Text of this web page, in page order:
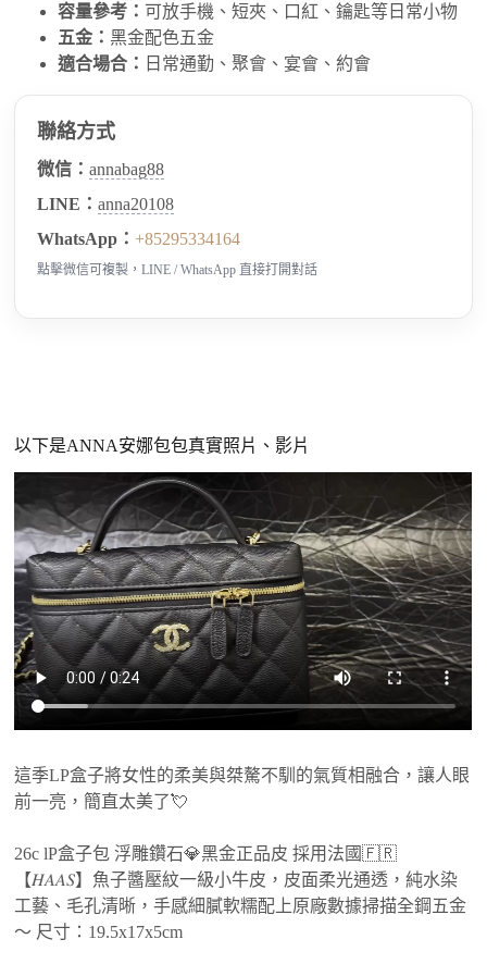
容量參考： 可放手機、短夾、口紅、鑰匙等日常小物
五金： 黑金配色五金
適合場合： 日常通勤、聚會、宴會、約會
聯絡方式
微信：annabag88
LINE：anna20108
WhatsApp：+85295334164
點擊微信可複製，LINE / WhatsApp 直接打開對話
以下是ANNA安娜包包真實照片、影片
這季LP盒子將女性的柔美與桀驁不馴的氣質相融合，讓人眼
前一亮，簡直太美了💘
26c lP盒子包 浮雕鑽石💎黑金正品皮 採用法國🇫🇷
【𝐻𝐴𝐴𝑆】魚子醬壓紋一級小牛皮，皮面柔光通透，純水染
工藝、毛孔清晰，手感細膩軟糯配上原廠數據掃描全鋼五金
～ 尺寸：19.5x17x5cm